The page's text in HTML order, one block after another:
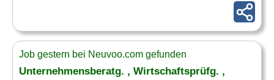
Job gestern bei Neuvoo.com gefunden
Unternehmensberatg. , Wirtschaftsprüfg. ,